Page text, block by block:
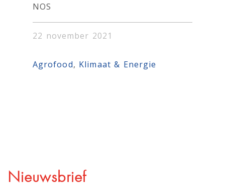
NOS
22 november 2021
Agrofood, Klimaat & Energie
Nieuwsbrief